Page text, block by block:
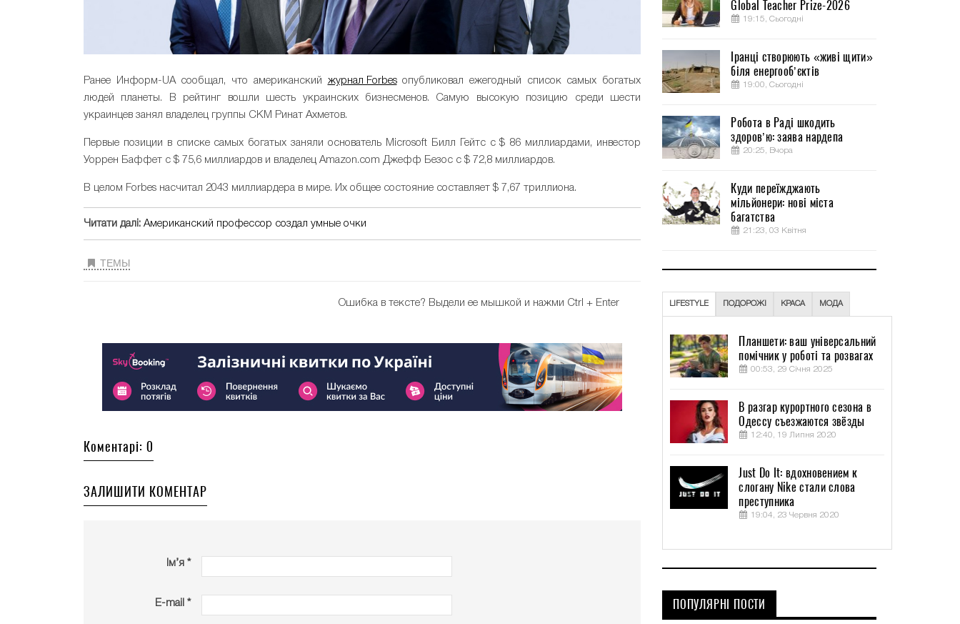
Ранее Информ-UA сообщал, что американский журнал Forbesопубликовал ежегодный список самых богатых
людей планеты. В рейтинг вошли шесть украинских бизнесменов. Самую высокую позицию среди шести
украинцев занял владелец группы СКМ Ринат Ахметов.
Первые позиции в списке самых богатых заняли основатель Microsoft Билл Гейтс с $ 86 миллиардами, инвестор
Уоррен Баффет с $ 75,6 миллиардов и владелец Amazon.com Джефф Безос с $ 72,8 миллиардов.
В целом Forbes насчитал 2043 миллиардера в мире. Их общее состояние составляет $ 7,67 триллиона.
Читати далі: Американский профессор создал умные очки
ТЕМЫ
Ошибка в тексте? Выдели ее мышкой и нажми Ctrl + Enter
Коментарі: 0
ЗАЛИШИТИ КОМЕНТАР
Ім’я *
E-mail *
Global Teacher Prize-2026
19:15, Сьогодні
Іранці створюють «живі щити»
біля енергооб’єктів
19:00, Сьогодні
Робота в Раді шкодить
здоров’ю: заява нардепа
20:25, Вчора
Куди переїжджають
мільйонери: нові міста
багатства
21:23, 03 Квітня
LIFESTYLE ПОДОРОЖІ КРАСА МОДА
Планшети: ваш універсальний
помічник у роботі та розвагах
00:53, 29 Січня 2025
В разгар курортного сезона в
Одессу съезжаются звёзды
12:40, 19 Липня 2020
Just Do It: вдохновением к
слогану Nike стали слова
преступника
19:04, 23 Червня 2020
ПОПУЛЯРНІ ПОСТИ